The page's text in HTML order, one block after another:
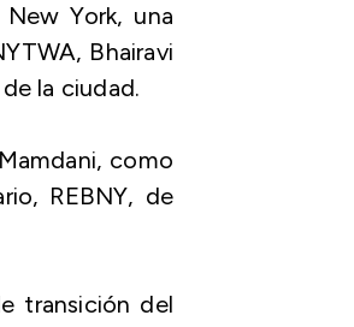
York, una
Bhairavi
la ciudad.
como
REBNY, de
transición del